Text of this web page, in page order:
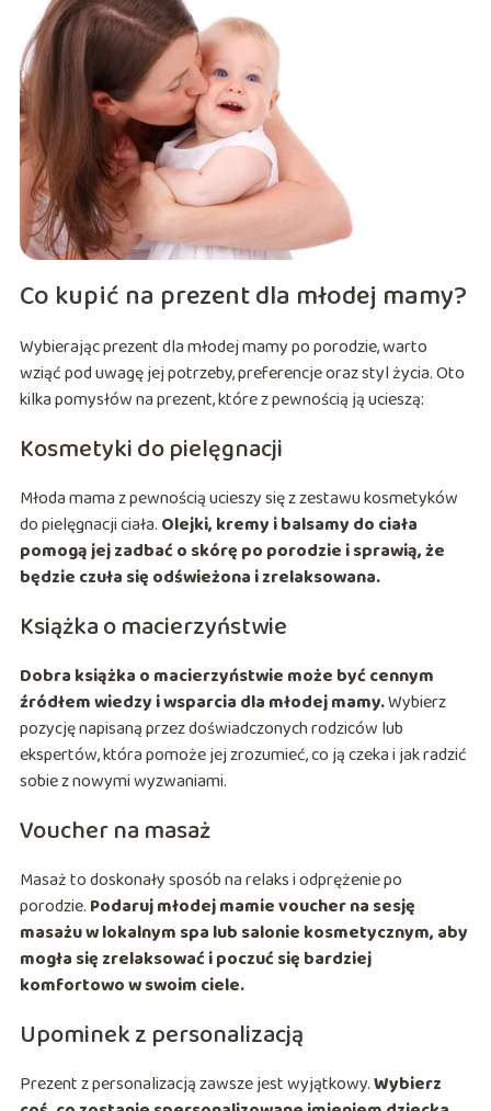
Co kupić na prezent dla młodej mamy?
Wybierając prezent dla młodej mamy po porodzie, warto
wziąć pod uwagę jej potrzeby, preferencje oraz styl życia. Oto
kilka pomysłów na prezent, które z pewnością ją ucieszą:
Kosmetyki do pielęgnacji
Młoda mama z pewnością ucieszy się z zestawu kosmetyków
do pielęgnacji ciała. Olejki, kremy i balsamy do ciała
pomogą jej zadbać o skórę po porodzie i sprawią, że
będzie czuła się odświeżona i zrelaksowana.
Książka o macierzyństwie
Dobra książka o macierzyństwie może być cennym
źródłem wiedzy i wsparcia dla młodej mamy.Wybierz
pozycję napisaną przez doświadczonych rodziców lub
ekspertów, która pomoże jej zrozumieć, co ją czeka i jak radzić
sobie z nowymi wyzwaniami.
Voucher na masaż
Masaż to doskonały sposób na relaks i odprężenie po
porodzie. Podaruj młodej mamie voucher na sesję
masażu w lokalnym spa lub salonie kosmetycznym, aby
mogła się zrelaksować i poczuć się bardziej
komfortowo w swoim ciele.
Upominek z personalizacją
Prezent z personalizacją zawsze jest wyjątkowy.Wybierz